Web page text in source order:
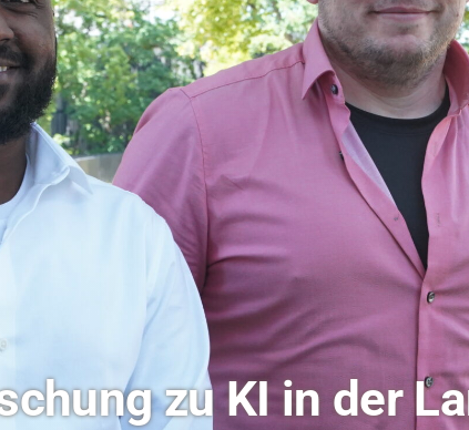
Coburg im